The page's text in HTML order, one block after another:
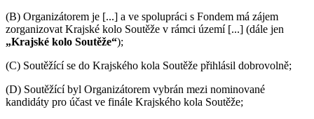
(B) Organizátorem je [...] a ve spolupráci s Fondem má zájem
zorganizovat Krajské kolo Soutěže v rámci území [...] (dále jen
„Krajské kolo Soutěže“);
(C) Soutěžící se do Krajského kola Soutěže přihlásil dobrovolně;
(D) Soutěžící byl Organizátorem vybrán mezi nominované
kandidáty pro účast ve finále Krajského kola Soutěže;